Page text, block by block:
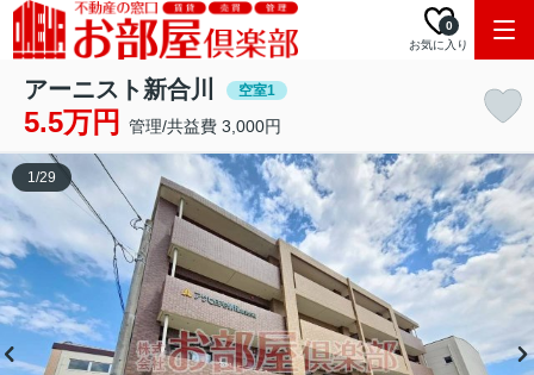
お気に入り
0
アーニスト新合川 空室1
5.5万円 管理/共益費 3,000円
1/29